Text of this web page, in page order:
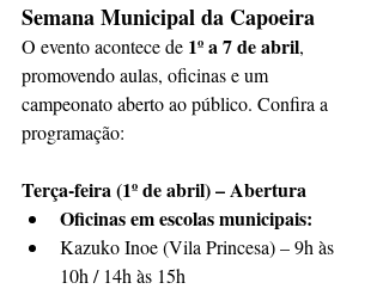
Semana Municipal da Capoeira
O evento acontece de 1º a 7 de abril,
promovendo aulas, oficinas e um
campeonato aberto ao público. Confira a
programação:
Terça-feira (1º de abril) – Abertura
Oficinas em escolas municipais:
Kazuko Inoe (Vila Princesa) – 9h às
10h / 14h às 15h